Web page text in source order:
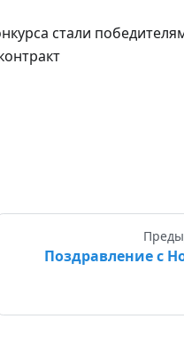
стали
Поздравление с